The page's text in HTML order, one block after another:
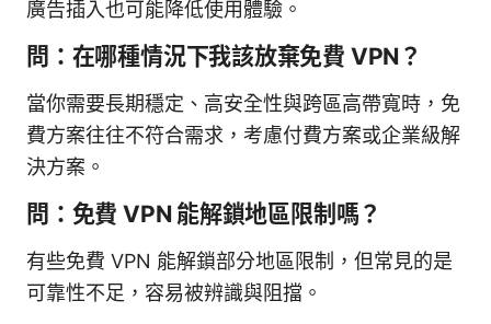
廣告插入也可能降低使用體驗。
問：在哪種情況下我該放棄免費 VPN？
當你需要長期穩定、高安全性與跨區高帶寬時，免
費方案往往不符合需求，考慮付費方案或企業級解
決方案。
問：免費 VPN 能解鎖地區限制嗎？
有些免費 VPN 能解鎖部分地區限制，但常見的是
可靠性不足，容易被辨識與阻擋。